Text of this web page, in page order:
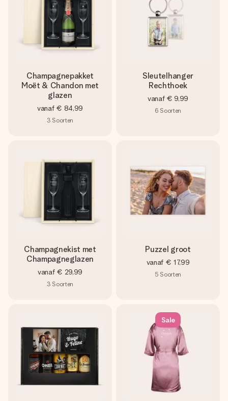
Champagnepakket
Moët & Chandon met
glazen
vanaf € 84,99
3 Soorten
Sleutelhanger
Rechthoek
vanaf € 9,99
6 Soorten
Champagnekist met
Champagneglazen
vanaf € 29,99
3 Soorten
Puzzel groot
vanaf € 17,99
5 Soorten
Sale